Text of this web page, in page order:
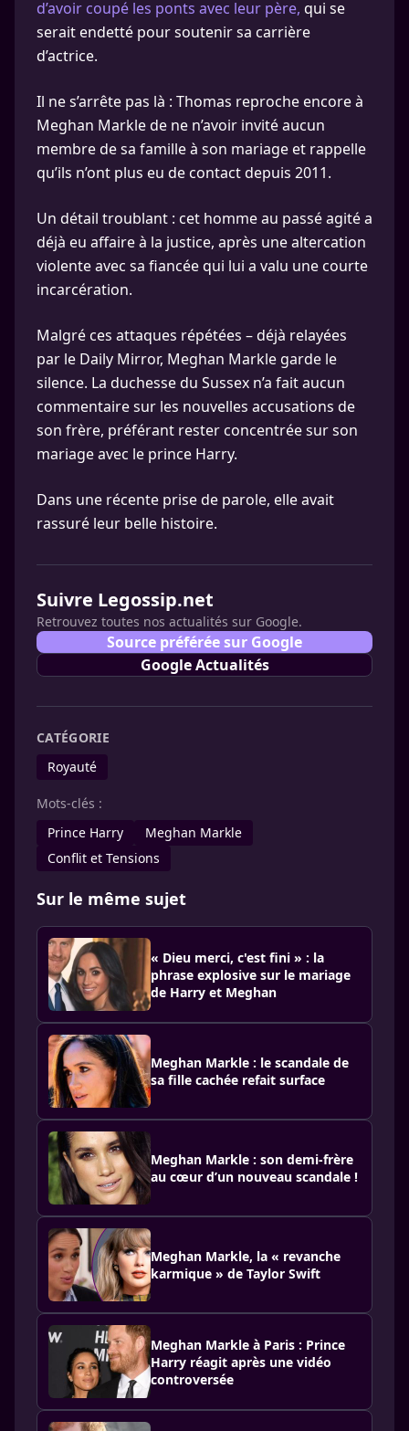
d’avoir coupé les ponts avec leur père, qui se
serait endetté pour soutenir sa carrière
d’actrice.
Il ne s’arrête pas là : Thomas reproche encore à
Meghan Markle de ne n’avoir invité aucun
membre de sa famille à son mariage et rappelle
qu’ils n’ont plus eu de contact depuis 2011.
Un détail troublant : cet homme au passé agité a
déjà eu affaire à la justice, après une altercation
violente avec sa fiancée qui lui a valu une courte
incarcération.
Malgré ces attaques répétées – déjà relayées
par le Daily Mirror, Meghan Markle garde le
silence. La duchesse du Sussex n’a fait aucun
commentaire sur les nouvelles accusations de
son frère, préférant rester concentrée sur son
mariage avec le prince Harry.
Dans une récente prise de parole, elle avait
rassuré leur belle histoire.
Suivre Legossip.net
Retrouvez toutes nos actualités sur Google.
Source préférée sur Google
Google Actualités
CATÉGORIE
Royauté
Mots-clés :
Prince Harry
Meghan Markle
Conflit et Tensions
Sur le même sujet
« Dieu merci, c'est fini » : la
phrase explosive sur le mariage
de Harry et Meghan
Meghan Markle : le scandale de
sa fille cachée refait surface
Meghan Markle : son demi-frère
au cœur d’un nouveau scandale !
Meghan Markle, la « revanche
karmique » de Taylor Swift
Meghan Markle à Paris : Prince
Harry réagit après une vidéo
controversée